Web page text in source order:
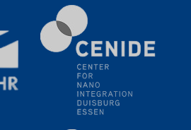
and AI in Circular Economy
Series